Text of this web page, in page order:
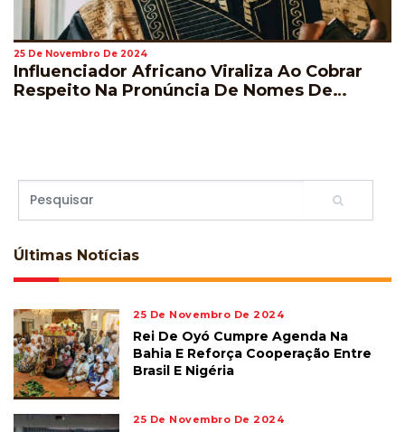
25 De Novembro De 2024
Influenciador Africano Viraliza Ao Cobrar
Respeito Na Pronúncia De Nomes De
Últimas Notícias
25 De Novembro De 2024
Rei De Oyó Cumpre Agenda Na
Bahia E Reforça Cooperação Entre
Brasil E Nigéria
25 De Novembro De 2024